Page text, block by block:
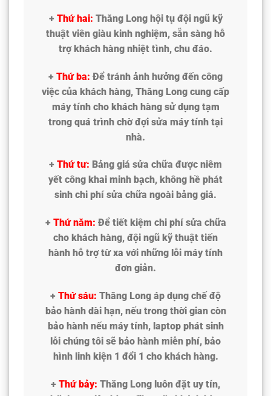
+ Thứ hai: Thăng Long hội tụ đội ngũ kỹ
thuật viên giàu kinh nghiệm, sẵn sàng hỗ
trợ khách hàng nhiệt tình, chu đáo.
+ Thứ ba: Để tránh ảnh hưởng đến công
việc của khách hàng, Thăng Long cung cấp
máy tính cho khách hàng sử dụng tạm
trong quá trình chờ đợi sửa máy tính tại
nhà.
+ Thứ tư: Bảng giá sửa chữa được niêm
yết công khai minh bạch, không hề phát
sinh chi phí sửa chữa ngoài bảng giá.
+ Thứ năm: Để tiết kiệm chi phí sửa chữa
cho khách hàng, đội ngũ kỹ thuật tiến
hành hỗ trợ từ xa với những lỗi máy tính
đơn giản.
+ Thứ sáu: Thăng Long áp dụng chế độ
bảo hành dài hạn, nếu trong thời gian còn
bảo hành nếu máy tính, laptop phát sinh
lỗi chúng tôi sẽ bảo hành miễn phí, bảo
hình linh kiện 1 đổi 1 cho khách hàng.
+ Thứ bảy: Thăng Long luôn đặt uy tín,